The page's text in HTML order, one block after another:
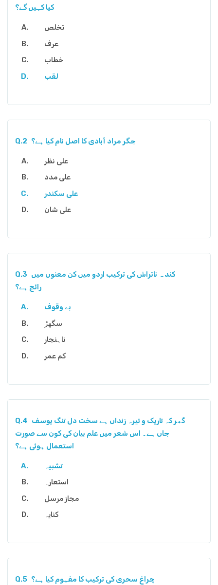
کیا کہیں گے؟
تخلص
عرف
خطاب
لقب
Q.2 جگر مراد آبادی کا اصل نام کیا ہے؟
علی نظر
علی مدد
علی سکندر
علی شان
Q.3 کند ہ ناتراش کی ترکیب اردو میں کن معنوں میں
رائج ہے؟
بے وقوف
سگھڑ
ناہنجار
کم عمر
Q.4 گھر کہ تاریک و تیرہ زنداں ہے سخت دل تنگ یوسف
جاں ہے۔ اس شعر میں علم بیان کی کون سے صورت
استعمال ہوئی ہے؟
تشبیہ
استعارہ
مجاز مرسل
کنایہ
Q.5 چراغ سحری کی ترکیب کا مفہوم کیا ہے؟